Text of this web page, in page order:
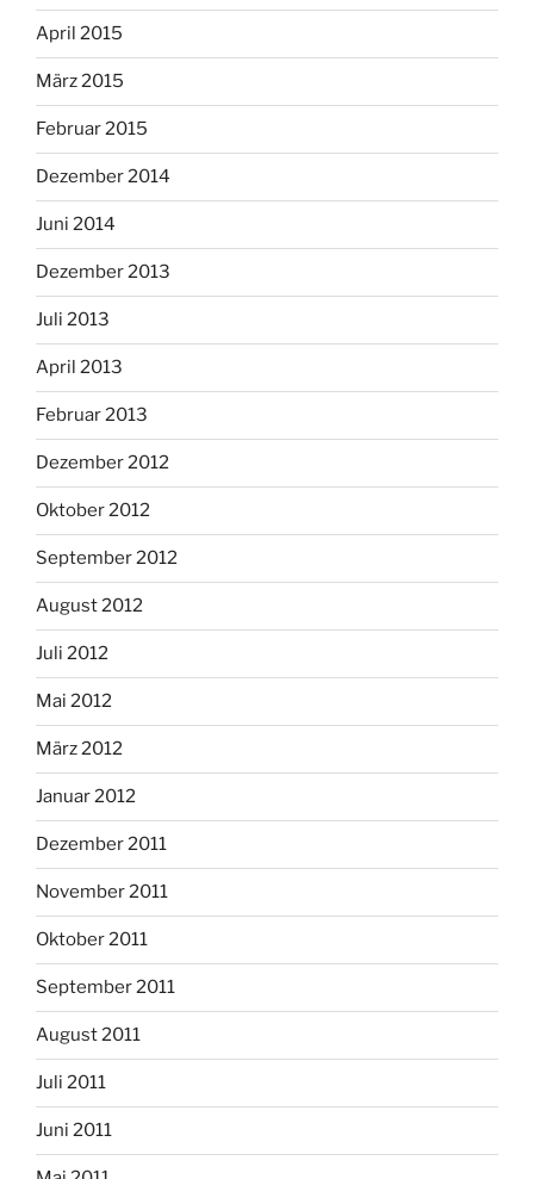
April 2015
März 2015
Februar 2015
Dezember 2014
Juni 2014
Dezember 2013
Juli 2013
April 2013
Februar 2013
Dezember 2012
Oktober 2012
September 2012
August 2012
Juli 2012
Mai 2012
März 2012
Januar 2012
Dezember 2011
November 2011
Oktober 2011
September 2011
August 2011
Juli 2011
Juni 2011